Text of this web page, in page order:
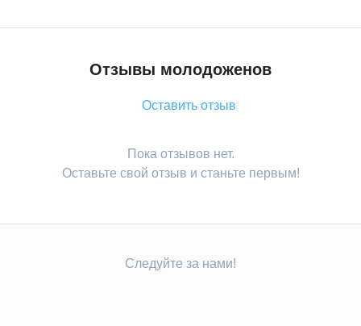
Отзывы молодоженов
Оставить отзыв
Пока отзывов нет.
Оставьте свой отзыв и станьте первым!
Следуйте за нами!